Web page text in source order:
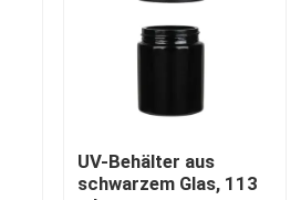
UV-Behälter aus
schwarzem Glas, 113